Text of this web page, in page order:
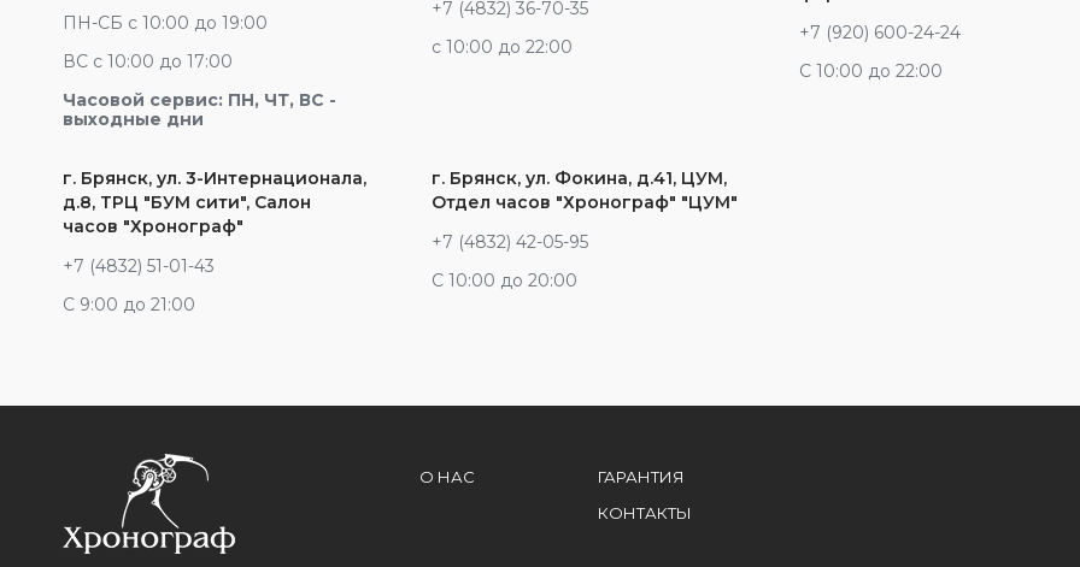
ПН-СБ с 10:00 до 19:00
ВС с 10:00 до 17:00
Часовой сервис: ПН, ЧТ, ВС -
выходные дни
+7 (4832) 36-70-35
c 10:00 до 22:00
+7 (920) 600-24-24
С 10:00 до 22:00
г. Брянск, ул. 3-Интернационала,
д.8, ТРЦ "БУМ сити", Салон
часов "Хронограф"
+7 (4832) 51-01-43
С 9:00 до 21:00
г. Брянск, ул. Фокина, д.41, ЦУМ,
Отдел часов "Хронограф" "ЦУМ"
+7 (4832) 42-05-95
С 10:00 до 20:00
О НАС
ГАРАНТИЯ
КОНТАКТЫ